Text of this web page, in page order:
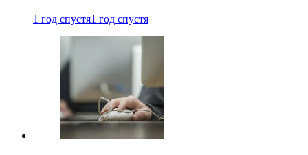
1 год спустя1 год спустя